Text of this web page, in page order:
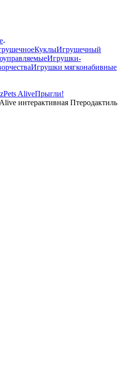
КуклыИгрушечный
Игрушки-
Игрушки мягконабивные
Pets AliveПрыгли!
интерактивная Птеродактиль